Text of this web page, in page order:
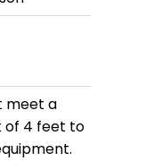
meet a
of 4 feet to